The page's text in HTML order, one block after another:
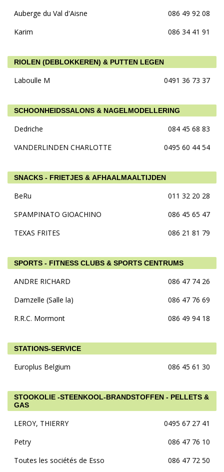
Auberge du Val d'Aisne
086 49 92 08
Karim
086 34 41 91
RIOLEN (DEBLOKKEREN) & PUTTEN LEGEN
Laboulle M 0491 36 73 37
SCHOONHEIDSSALONS & NAGELMODELLERING
Dedriche
084 45 68 83
VANDERLINDEN CHARLOTTE
0495 60 44 54
SNACKS - FRIETJES & AFHAALMAALTIJDEN
BeRu
011 32 20 28
SPAMPINATO GIOACHINO
086 45 65 47
TEXAS FRITES
086 21 81 79
SPORTS - FITNESS CLUBS & SPORTS CENTRUMS
ANDRE RICHARD
086 47 74 26
Damzelle (Salle la)
086 47 76 69
R.R.C. Mormont
086 49 94 18
STATIONS-SERVICE
Europlus Belgium 086 45 61 30
STOOKOLIE -STEENKOOL-BRANDSTOFFEN - PELLETS &
GAS
LEROY, THIERRY
0495 67 27 41
Petry
086 47 76 10
Toutes les sociétés de Esso
086 47 72 50